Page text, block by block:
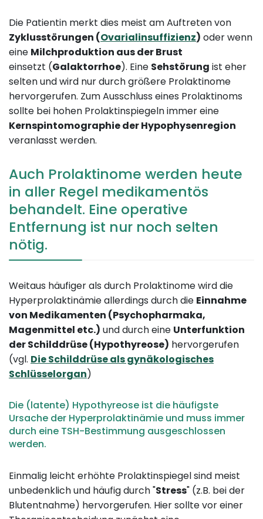
Die Patientin merkt dies meist am Auftreten von
Zyklusstörungen (Ovarialinsuffizienz) oder wenn
eine Milchproduktion aus der Brust
einsetzt (Galaktorrhoe). Eine Sehstörung ist eher
selten und wird nur durch größere Prolaktinome
hervorgerufen. Zum Ausschluss eines Prolaktinoms
sollte bei hohen Prolaktinspiegeln immer eine
Kernspintomographie der Hypophysenregion
veranlasst werden.
Auch Prolaktinome werden heute
in aller Regel medikamentös
behandelt. Eine operative
Entfernung ist nur noch selten
nötig.
Weitaus häufiger als durch Prolaktinome wird die
Hyperprolaktinämie allerdings durch die Einnahme
von Medikamenten (Psychopharmaka,
Magenmittel etc.) und durch eine Unterfunktion
der Schilddrüse (Hypothyreose) hervorgerufen
(vgl. Die Schilddrüse als gynäkologisches
Schlüsselorgan)
Die (latente) Hypothyreose ist die häufigste
Ursache der Hyperprolaktinämie und muss immer
durch eine TSH-Bestimmung ausgeschlossen
werden.
Einmalig leicht erhöhte Prolaktinspiegel sind meist
unbedenklich und häufig durch "Stress" (z.B. bei der
Blutentnahme) hervorgerufen. Hier sollte vor einer